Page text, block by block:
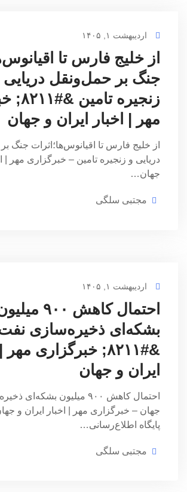
اردیبهشت ۱, ۱۴۰۵
از خلیج فارس تا
جنگ بر حمل‌ونقل دریایی
زنجیره
مهر | اخبار ایران و جهان
از خلیج فارس تا اقیانوس‌ها؛اثرات جنگ
دریایی و زنجیره تامین – خبرگزاری مهر |
جهان…
مجتبی سلگی
اردیبهشت ۱, ۱۴۰۵
احتمال کاهش ۹۰۰
بشکه‌ای ذخیره‌سازی
&#۸۲۱۱; خبرگزاری
ایران و جهان
احتمال کاهش ۹۰۰ میلیون
جهان – خبرگزاری مهر | اخبار ایران و
پایگاه اطلاع‌رسانی…
مجتبی سلگی